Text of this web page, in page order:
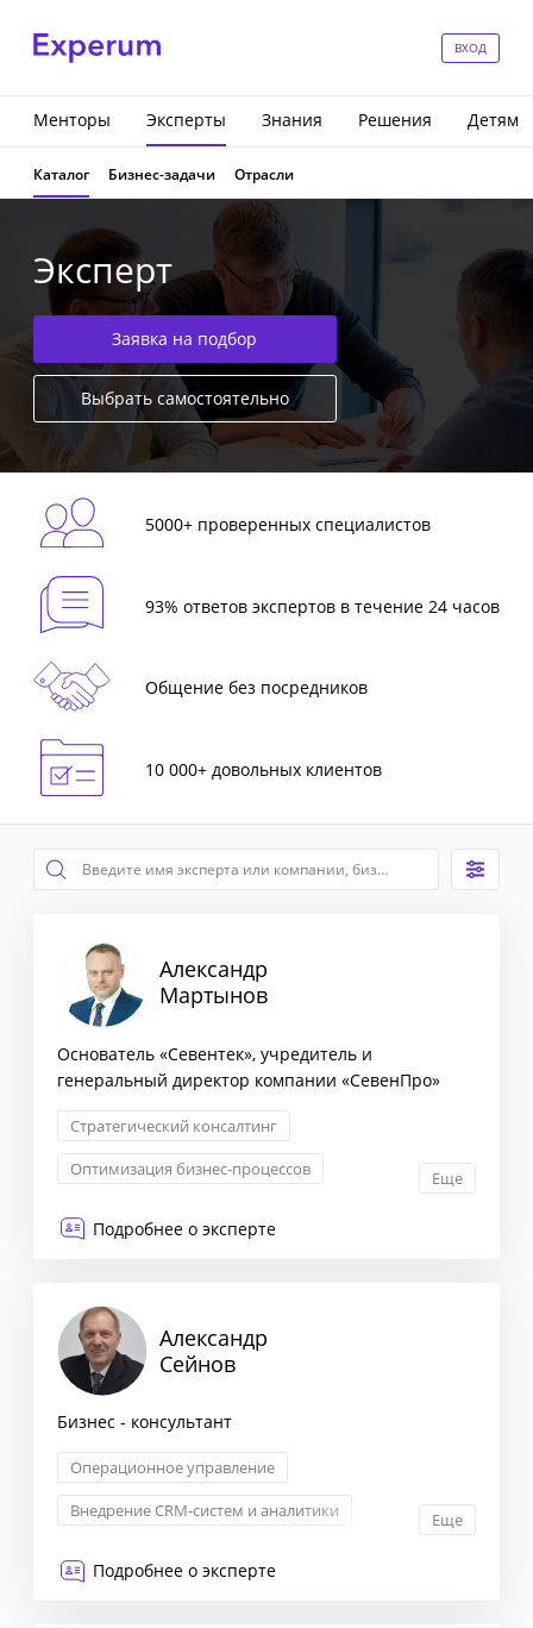
ВХОД
Менторы Эксперты Знания Решения Детям
Каталог Бизнес-задачи Отрасли
Эксперт
Заявка на подбор
Выбрать самостоятельно
5000+ проверенных специалистов
93% ответов экспертов в течение 24 часов
Общение без посредников
10 000+ довольных клиентов
Александр
Мартынов
Основатель «Севентек», учредитель и
генеральный директор компании «СевенПро»
Стратегический консалтинг
Оптимизация бизнес-процессов
Еще
Подробнее о эксперте
Александр
Сейнов
Бизнес - консультант
Операционное управление
Внедрение CRM-систем и аналитики
Еще
Подробнее о эксперте